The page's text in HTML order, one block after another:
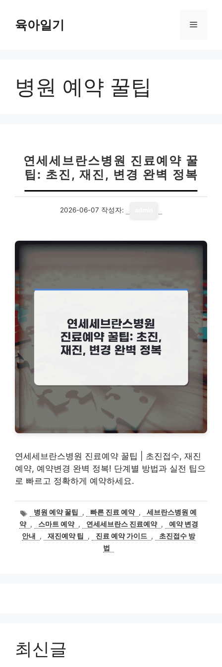
육아일기 메
병원 예약 꿀팁
연세세브란스병원 진료예약 꿀
팁: 초진, 재진, 변경 완벽 정복
2026-06-07 작성자:
연세세브란스병원 진료예약 꿀팁 | 초진접수, 재진
예약, 예약변경 완벽 정복! 단계별 방법과 실전 팁으
로 빠르고 정확하게 예약하세요.
태병원 예약 꿀팁 , 빠른 진료 예약 ,
세브란스병원 예
약 , 스마트 예약 , 연세세브란스 진료예약 ,
예약 변경
안내
, 재진예약 팁 , 진료 예약 가이드 ,
초진접수 방
법
최신글